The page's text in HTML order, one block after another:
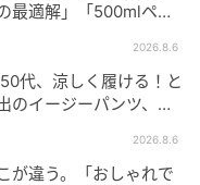
最適解」「500mlペッ
2026.8.6
代、涼しく履ける！と
のイージーパンツ、買
2026.8.6
が違う。「おしゃれで